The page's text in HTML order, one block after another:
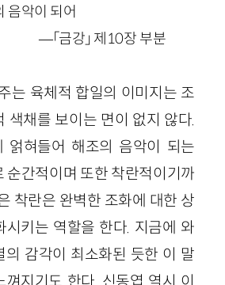
음악이 되어
—「금강」 제10장 부분
는 육체적 합일의 이미지는 조
색채를 보이는 면이 없지 않다.
얽혀들어 해조의 음악이 되는
순간적이며 또한 착란적이기까
착란은 완벽한 조화에 대한 상
시키는 역할을 한다. 지금에 와
의 감각이 최소화된 듯한 이 말